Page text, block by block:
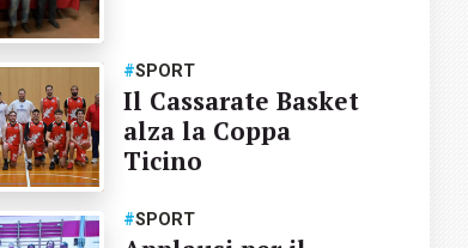
#SPORT
Il Cassarate Basket
alza la Coppa
Ticino
#SPORT